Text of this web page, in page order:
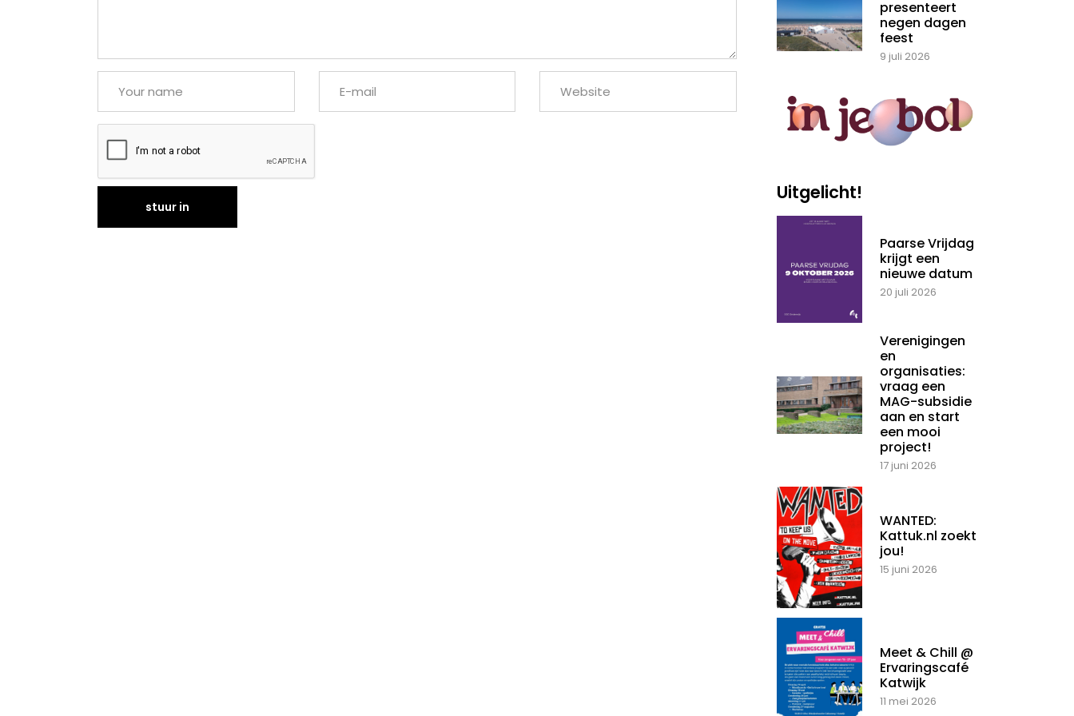
presenteert
negen dagen
feest
9 juli 2026
Uitgelicht!
Paarse Vrijdag
krijgt een
nieuwe datum
20 juli 2026
Verenigingen
en
organisaties:
vraag een
MAG-subsidie
aan en start
een mooi
project!
17 juni 2026
WANTED:
Kattuk.nl zoekt
jou!
15 juni 2026
Meet & Chill @
Ervaringscafé
Katwijk
11 mei 2026